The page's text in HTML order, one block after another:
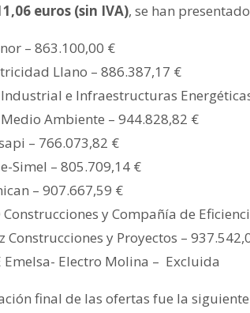
euros (sin IVA), se han
– 863.100,00 €
Llano – 886.387,17 €
Industrial e Infraestructuras
Medio Ambiente – 944.828,82 €
– 766.073,82 €
Simel – 805.709,14 €
– 907.667,59 €
Construcciones y Compañía de
Construcciones y Proyectos –
Emelsa- Electro Molina – Excluida
final de las ofertas fue la